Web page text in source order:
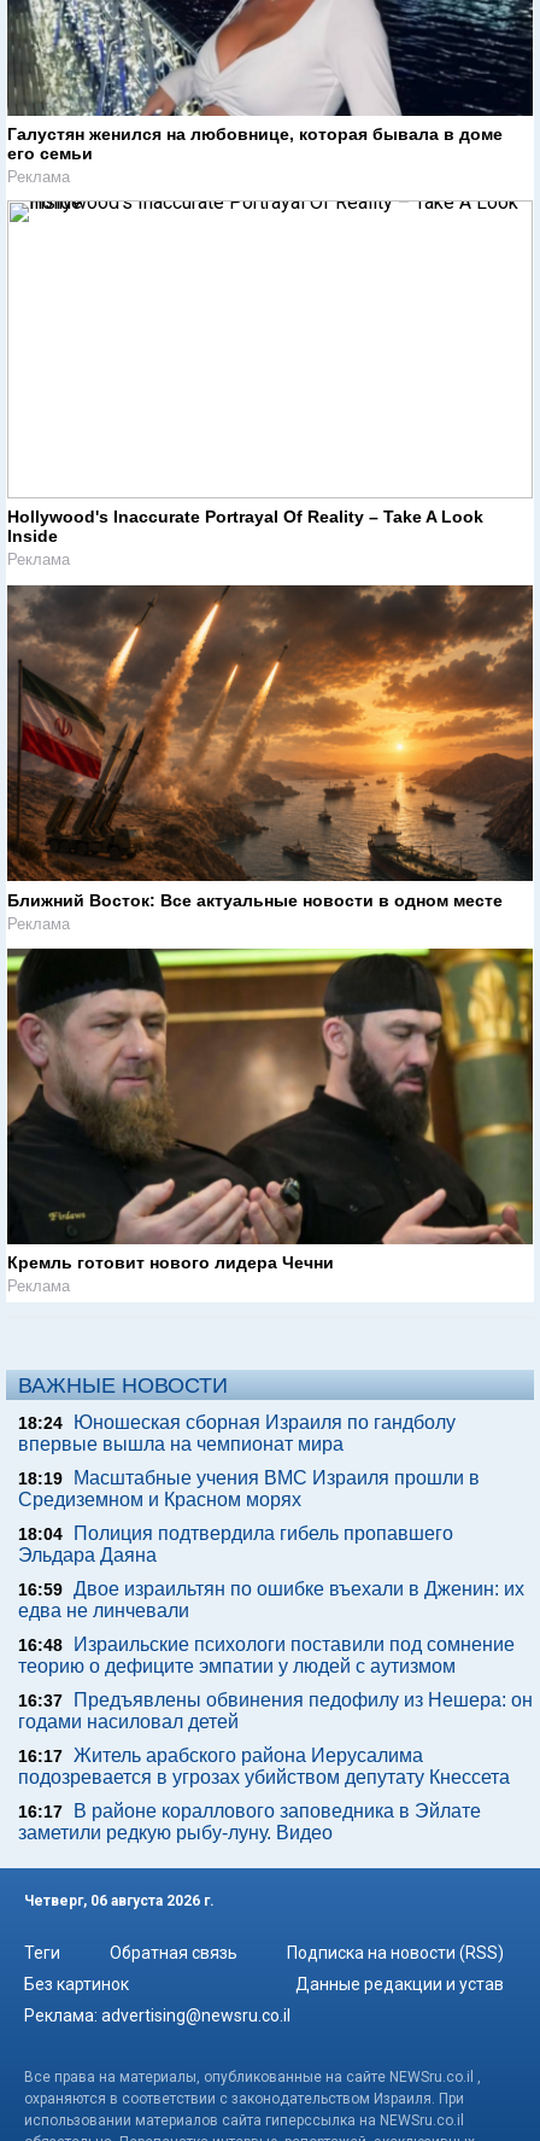
Галустян женился на любовнице, которая бывала в доме
его семьи
Реклама
Hollywood's Inaccurate Portrayal Of Reality – Take A Look
Inside
Реклама
Ближний Восток: Все актуальные новости в одном месте
Реклама
Кремль готовит нового лидера Чечни
Реклама
ВАЖНЫЕ НОВОСТИ
18:24
Юношеская сборная Израиля по гандболу
впервые вышла на чемпионат мира
18:19
Масштабные учения ВМС Израиля прошли в
Средиземном и Красном морях
18:04
Полиция подтвердила гибель пропавшего
Эльдара Даяна
16:59 Двое израильтян по ошибке въехали в Дженин: их
едва не линчевали
16:48
Израильские психологи поставили под сомнение
теорию о дефиците эмпатии у людей с аутизмом
16:37
Предъявлены обвинения педофилу из Нешера: он
годами насиловал детей
16:17 Житель арабского района Иерусалима
подозревается в угрозах убийством депутату Кнессета
16:17
В районе кораллового заповедника в Эйлате
заметили редкую рыбу-луну. Видео
Четверг, 06 августа 2026 г.
Теги Обратная связь
Подписка на новости (RSS)
Без картинок
Данные редакции и устав
Реклама: advertising@newsru.co.il
Все права на материалы, опубликованные на сайте NEWSru.co.il ,
охраняются в соответствии с законодательством Израиля. При
использовании материалов сайта гиперссылка на NEWSru.co.il